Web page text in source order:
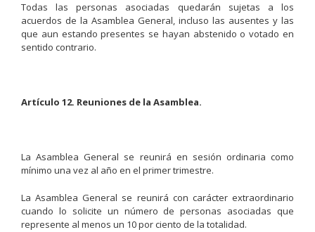
Todas las personas asociadas quedarán sujetas a los
acuerdos de la Asamblea General, incluso las ausentes y las
que aun estando presentes se hayan abstenido o votado en
sentido contrario.
Artículo 12. Reuniones de la Asamblea.
La Asamblea General se reunirá en sesión ordinaria como
mínimo una vez al año en el primer trimestre.
La Asamblea General se reunirá con carácter extraordinario
cuando lo solicite un número de personas asociadas que
represente al menos un 10 por ciento de la totalidad.